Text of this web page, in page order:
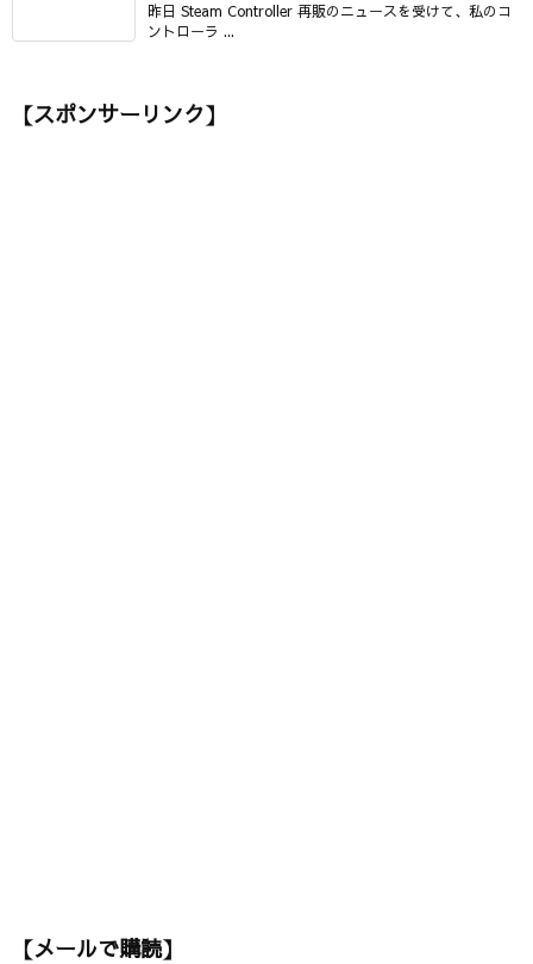
昨日 Steam Controller 再販のニュースを受けて、私のコ
ントローラ ...
【スポンサーリンク】
【メールで購読】